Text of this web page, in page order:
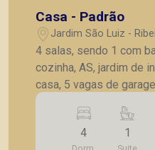
Casa - Padrão
Jardim São Luiz -
4 salas, sendo 1 com
cozinha, AS, jardim de
casa, 5 vagas de
ventilador de teto,
sistema de alarme.
4
1